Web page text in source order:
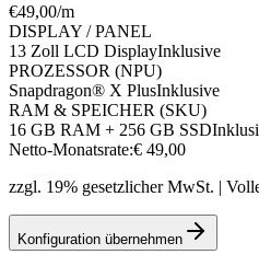
€49,00/m
DISPLAY / PANEL
13 Zoll LCD DisplayInklusive
PROZESSOR (NPU)
Snapdragon® X PlusInklusive
RAM & SPEICHER (SKU)
16 GB RAM + 256 GB SSD
Netto-Monatsrate:€ 49,00
zzgl. 19% gesetzlicher MwSt. |
Konfiguration übernehmen